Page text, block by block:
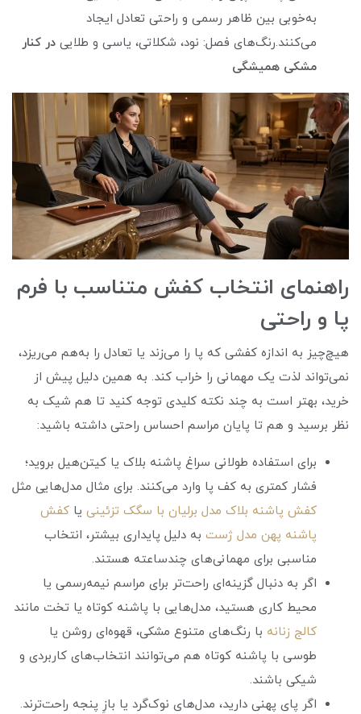
به‌خوبی بین ظاهر رسمی و راحتی تعادل ایجاد
می‌کنند.رنگ‌های فصل: نود، شکلاتی، یاسی و طلایی در کنار
مشکی همیشگی
راهنمای انتخاب کفش متناسب با فرم
پا و راحتی
هیچ‌چیز به‌ اندازه کفشی که پا را می‌زند یا تعادل را به‌هم می‌ریزد،
نمی‌تواند لذت یک مهمانی را خراب کند. به همین دلیل پیش از
خرید، بهتر است به چند نکته کلیدی توجه کنید تا هم شیک به
نظر برسید و هم تا پایان مراسم احساس راحتی داشته باشید:
برای استفاده طولانی سراغ پاشنه بلاک یا کیتن‌هیل بروید؛
فشار کمتری به کف پا وارد می‌کنند. برای مثال مدل‌هایی مثل
کفش پاشنه بلاک مدل برلیان با سگک تزئینی یا کفش
پاشنه پهن مدل ژست به دلیل پایداری بیشتر، انتخاب
مناسبی برای مهمانی‌های چندساعته هستند.
اگر به دنبال گزینه‌ای راحت‌تر برای مراسم نیمه‌رسمی یا
محیط کاری هستید، مدل‌هایی با پاشنه کوتاه یا تخت مانند
کالج زنانه با رنگ‌های متنوع مشکی، قهوه‌ای روشن یا
طوسی با پاشنه کوتاه هم می‌توانند انتخاب‌های کاربردی و
شیکی باشند.
اگر پای پهنی دارید، مدل‌های نوک‌گرد یا بازِ پنجه راحت‌ترند.